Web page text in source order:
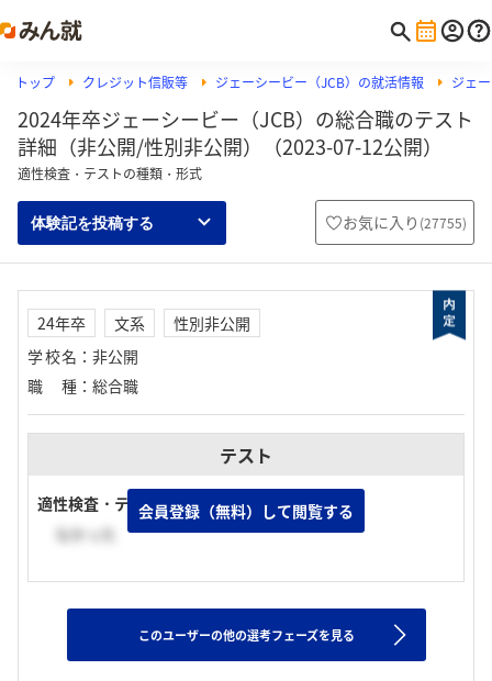
トップ クレジット信販等 ジェーシービー（JCB）の就活情報 ジェ
2024年卒ジェーシービー（JCB）の総合職のテスト
詳細（非公開/性別非公開）（2023-07-12公開）
適性検査・テストの種類・形式
体験記を投稿する お気に入り (27755)
24年卒 文系
性別非公開
学校名 ： 非公開
職種 ： 総合職
テスト
適性検査・テストの有無
なかった
会員登録（無料）して閲覧する
このユーザーの他の選考フェーズを見る